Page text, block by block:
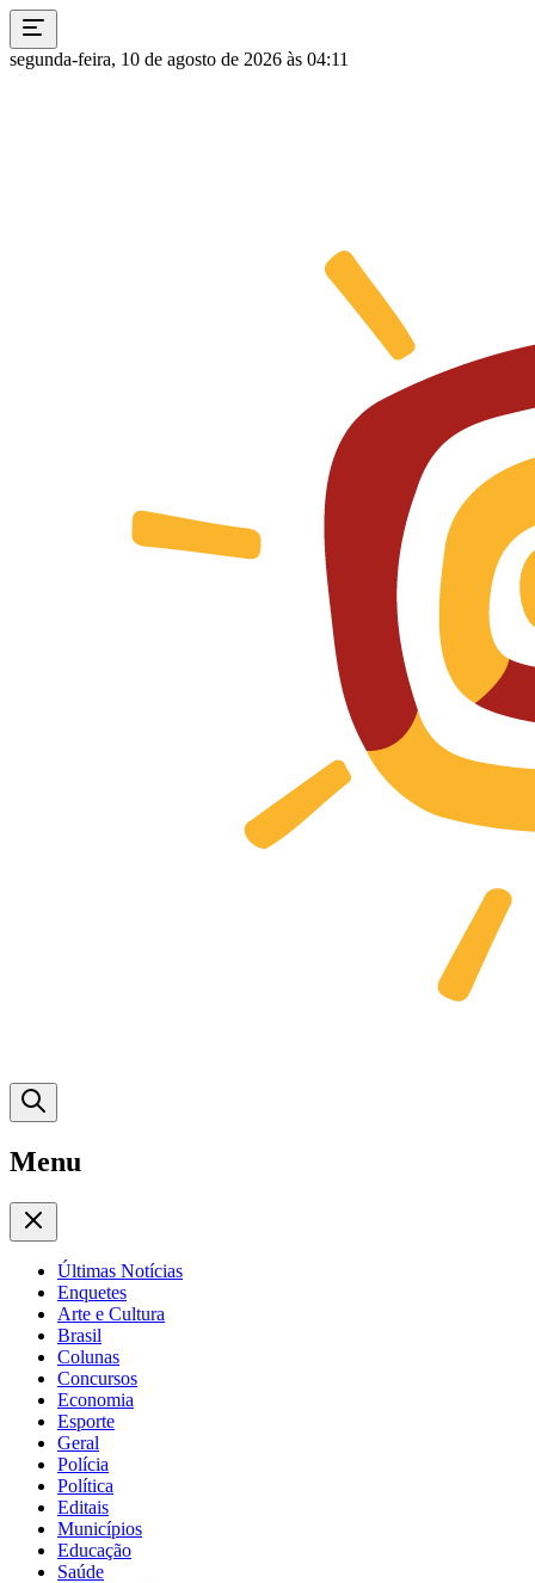
segunda-feira, 10 de agosto de 2026 às 04:11
Menu
Últimas Notícias
Enquetes
Arte e Cultura
Brasil
Colunas
Concursos
Economia
Esporte
Geral
Polícia
Política
Editais
Municípios
Educação
Saúde